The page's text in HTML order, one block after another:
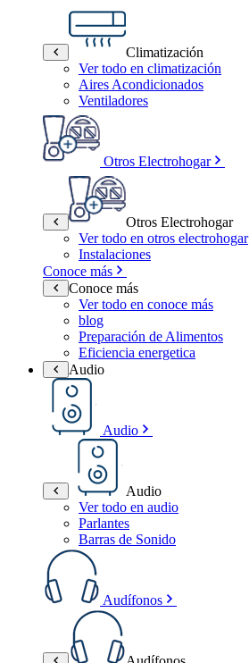
Climatización
Ver todo en climatización
Aires Acondicionados
Ventiladores
Otros Electrohogar
Otros Electrohogar
Ver todo en otros electrohogar
Instalaciones
Conoce más
Conoce más
Ver todo en conoce más
blog
Preparación de Alimentos
Eficiencia energetica
Audio
Audio
Audio
Ver todo en audio
Parlantes
Barras de Sonido
Audífonos